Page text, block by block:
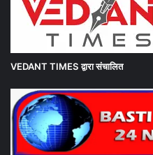
VEDANT TIMES द्वारा संचालित